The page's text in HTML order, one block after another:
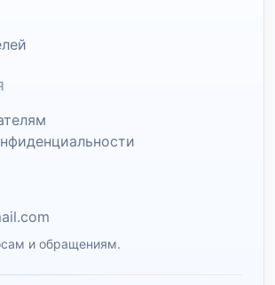
и обращениям.